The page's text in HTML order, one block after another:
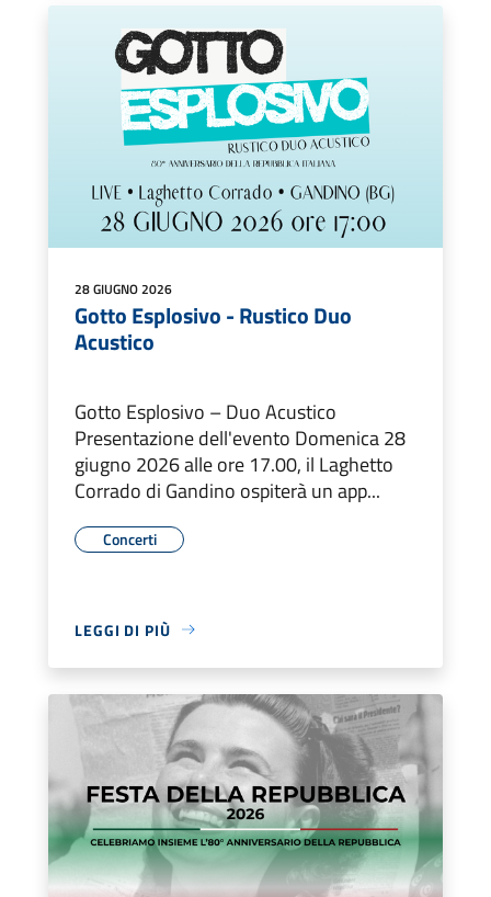
28 GIUGNO 2026
Gotto Esplosivo - Rustico Duo
Acustico
Gotto Esplosivo – Duo Acustico
Presentazione dell'evento Domenica 28
giugno 2026 alle ore 17.00, il Laghetto
Corrado di Gandino ospiterà un app...
Concerti
LEGGI DI PIÙ